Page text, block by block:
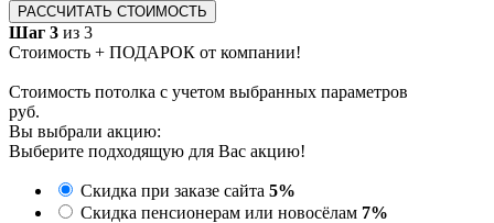
РАССЧИТАТЬ СТОИМОСТЬ
Шаг 3 из 3
Стоимость + ПОДАРОК от компании!
Стоимость потолка с учетом выбранных параметров
руб.
Вы выбрали акцию:
Выберите подходящую для Вас акцию!
Скидка при заказе сайта 5%
Скидка пенсионерам или новосёлам 7%